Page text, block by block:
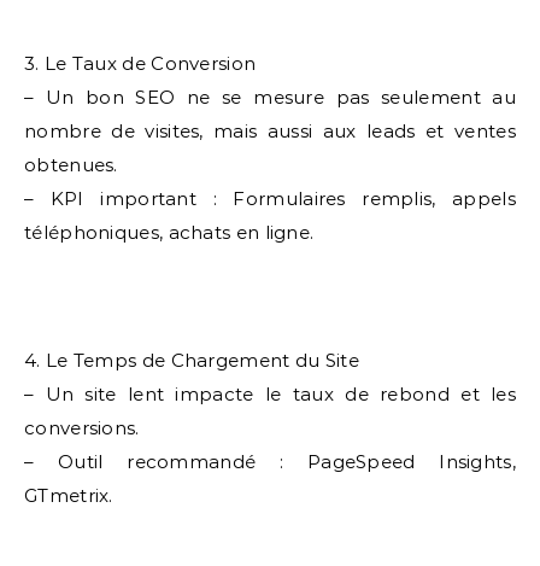
3. Le Taux de Conversion
– Un bon SEO ne se mesure pas seulement au
nombre de visites, mais aussi aux leads et ventes
obtenues.
– KPI important : Formulaires remplis, appels
téléphoniques, achats en ligne.
4. Le Temps de Chargement du Site
– Un site lent impacte le taux de rebond et les
conversions.
– Outil recommandé : PageSpeed Insights,
GTmetrix.